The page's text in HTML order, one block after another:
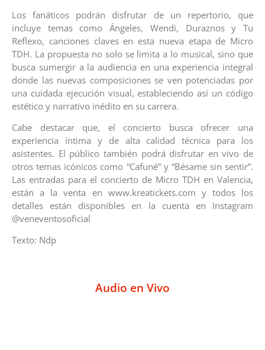
Los fanáticos podrán disfrutar de un repertorio, que
incluye temas como Ángeles, Wendi, Duraznos y Tu
Reflexo, canciones claves en esta nueva etapa de Micro
TDH. La propuesta no solo se limita a lo musical, sino que
busca sumergir a la audiencia en una experiencia integral
donde las nuevas composiciones se ven potenciadas por
una cuidada ejecución visual, estableciendo así un código
estético y narrativo inédito en su carrera.
Cabe destacar que, el concierto busca ofrecer una
experiencia íntima y de alta calidad técnica para los
asistentes. El público también podrá disfrutar en vivo de
otros temas icónicos como “Cafuné” y “Bésame sin sentir”.
Las entradas para el concierto de Micro TDH en Valencia,
están a la venta en www.kreatickets.com y todos los
detalles están disponibles en la cuenta en Instagram
@veneventosoficial
Texto: Ndp
Audio en Vivo